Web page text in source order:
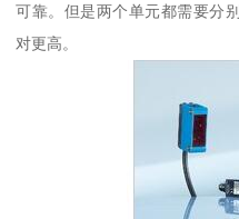
可靠。但是两个单元都需要分
对更高。